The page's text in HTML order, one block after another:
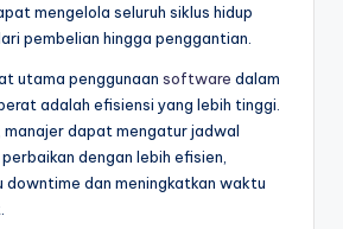
mengelola seluruh siklus hidup
pembelian hingga penggantian.
utama penggunaan software dalam
adalah efisiensi yang lebih tinggi.
dapat mengatur jadwal
dengan lebih efisien,
downtime dan meningkatkan waktu